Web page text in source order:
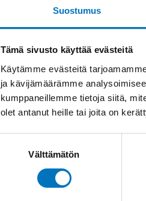
Suostumus
Tämä sivusto käyttää evästeitä
Käytämme evästeitä
ja kävijämäärämme
kumppaneillemme tietoja siitä,
olet antanut heille tai joita on
Välttämätön